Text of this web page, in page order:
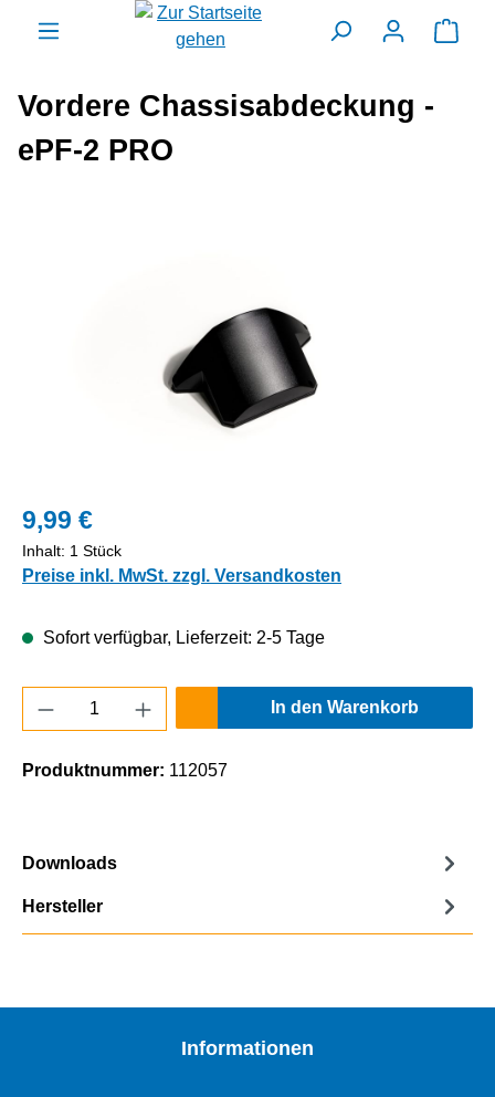
springen
Vordere Chassisabdeckung -
ePF-2 PRO
9,99 €
Inhalt: 1 Stück
Preise inkl. MwSt. zzgl. Versandkosten
Sofort verfügbar, Lieferzeit: 2-5 Tage
Produkt Anzahl: Gib den gewünschten
In den Warenkorb
Produktnummer: 112057
Downloads
Hersteller
Informationen